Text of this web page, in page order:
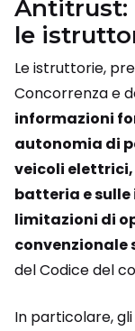
Antitrust:
le
Le istruttorie,
Concorrenza e
informazioni
autonomia di
veicoli
batteria e
limitazioni di
convenzionale
del Codice del
In particolare,